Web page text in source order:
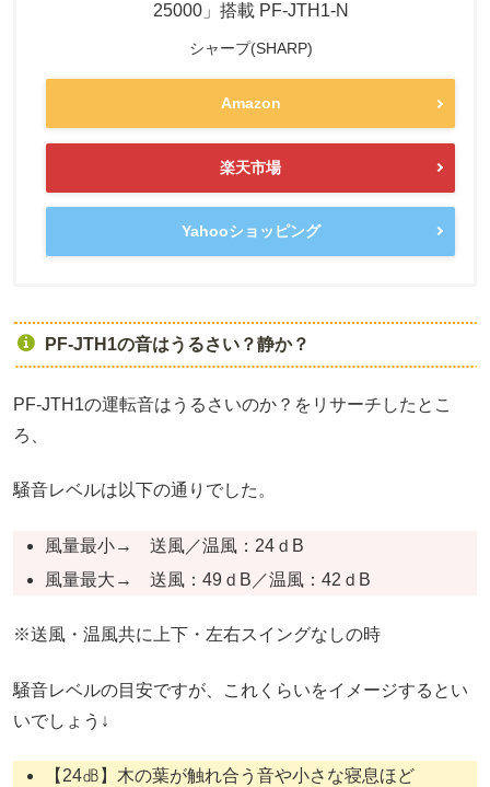
25000」搭載 PF-JTH1-N
シャープ(SHARP)
Amazon
楽天市場
Yahooショッピング
PF-JTH1の音はうるさい？静か？
PF-JTH1の運転音はうるさいのか？をリサーチしたとこ
ろ、
騒音レベルは以下の通りでした。
風量最小→ 送風／温風：24ｄB
風量最大→ 送風：49ｄB／温風：42ｄB
※送風・温風共に上下・左右スイングなしの時
騒音レベルの目安ですが、これくらいをイメージするとい
いでしょう↓
【24㏈】木の葉が触れ合う音や小さな寝息ほど